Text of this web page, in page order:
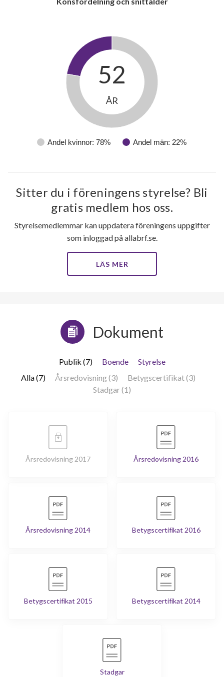
Andel kvinnor: 78% Andel män: 22%
52
ÅR
Sitter du i föreningens styrelse? Bli
gratis medlem hos oss.
Styrelsemedlemmar kan uppdatera föreningens uppgifter
som inloggad på allabrf.se.
LÄS MER
Dokument
Publik (7) Boende
Styrelse
Alla (7)
Årsredovisning (3)
Betygscertifikat (3)
Stadgar (1)
Årsredovisning 2017 Årsredovisning 2016
Årsredovisning 2014 Betygscertifikat 2016
Betygscertifikat 2015 Betygscertifikat 2014
Stadgar